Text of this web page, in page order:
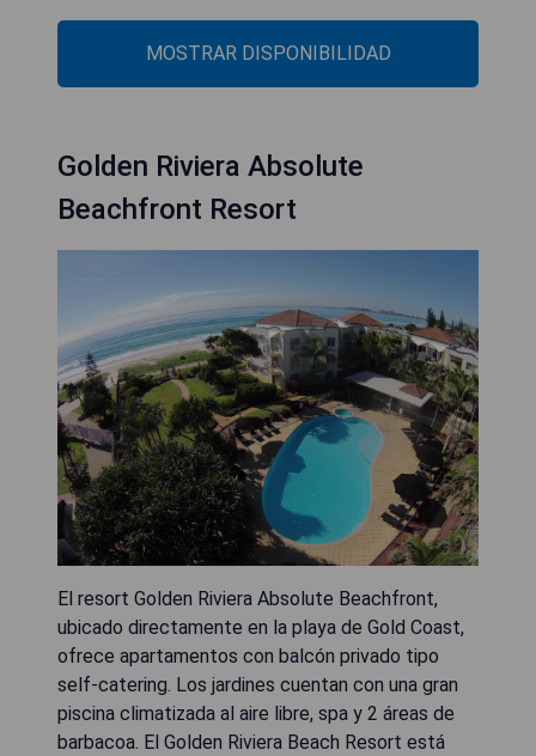
MOSTRAR DISPONIBILIDAD
Golden Riviera Absolute
Beachfront Resort
El resort Golden Riviera Absolute Beachfront,
ubicado directamente en la playa de Gold Coast,
ofrece apartamentos con balcón privado tipo
self-catering. Los jardines cuentan con una gran
piscina climatizada al aire libre, spa y 2 áreas de
barbacoa. El Golden Riviera Beach Resort está